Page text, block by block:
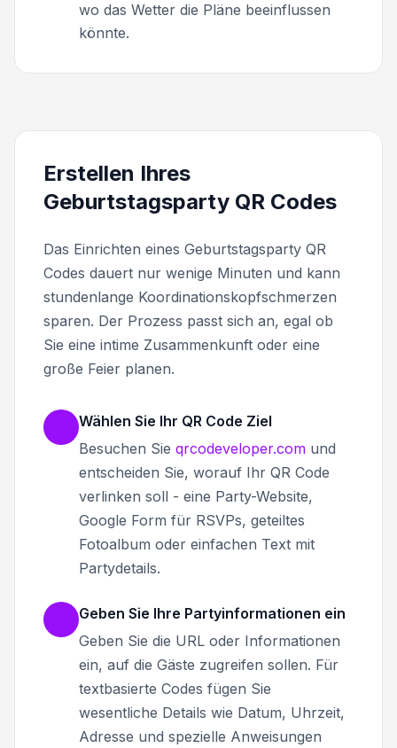
wo das Wetter die Pläne beeinflussen
könnte.
Erstellen Ihres
Geburtstagsparty QR Codes
Das Einrichten eines Geburtstagsparty QR
Codes dauert nur wenige Minuten und kann
stundenlange Koordinationskopfschmerzen
sparen. Der Prozess passt sich an, egal ob
Sie eine intime Zusammenkunft oder eine
große Feier planen.
Wählen Sie Ihr QR Code Ziel
Besuchen Sie qrcodeveloper.com und
entscheiden Sie, worauf Ihr QR Code
verlinken soll - eine Party-Website,
Google Form für RSVPs, geteiltes
Fotoalbum oder einfachen Text mit
Partydetails.
Geben Sie Ihre Partyinformationen ein
Geben Sie die URL oder Informationen
ein, auf die Gäste zugreifen sollen. Für
textbasierte Codes fügen Sie
wesentliche Details wie Datum, Uhrzeit,
Adresse und spezielle Anweisungen